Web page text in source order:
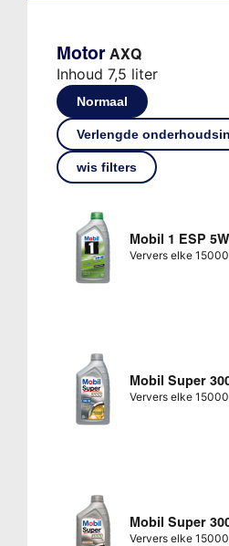
Motor AXQ
Inhoud 7,5 liter
Normaal
Verlengde
wis filters
Mobil 1 ESP
Ververs elke
Mobil Super
Ververs elke
Mobil Super
Ververs elke